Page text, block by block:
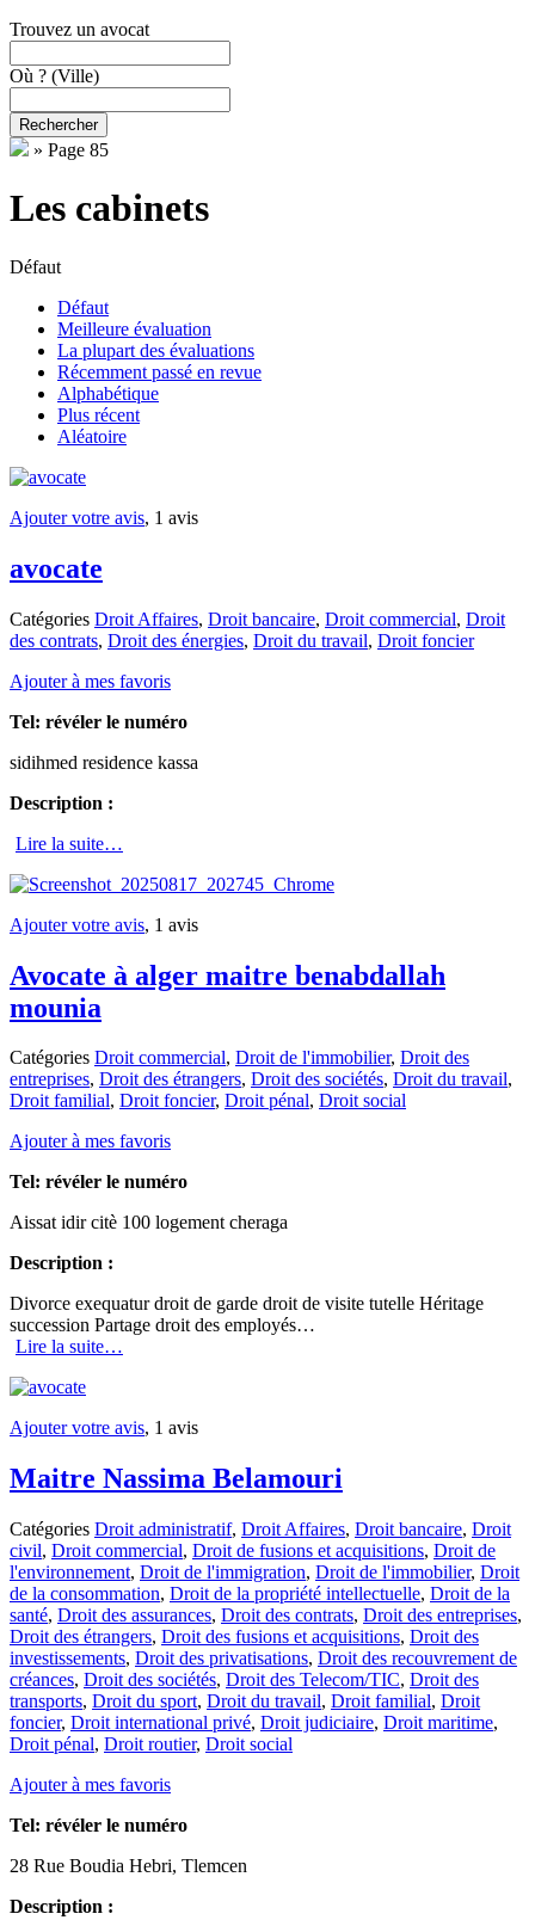
Trouvez un avocat
Où ? (Ville)
Rechercher
» Page 85
Les cabinets
Défaut
Défaut
Meilleure évaluation
La plupart des évaluations
Récemment passé en revue
Alphabétique
Plus récent
Aléatoire
Ajouter votre avis, 1 avis
avocate
Catégories Droit Affaires, Droit bancaire, Droit commercial, Droit
des contrats, Droit des énergies, Droit du travail, Droit foncier
Ajouter à mes favoris
Tel: révéler le numéro
sidihmed residence kassa
Description :
Lire la suite…
Ajouter votre avis, 1 avis
Avocate à alger maitre benabdallah
mounia
Catégories Droit commercial, Droit de l'immobilier, Droit des
entreprises, Droit des étrangers, Droit des sociétés, Droit du travail,
Droit familial, Droit foncier, Droit pénal, Droit social
Ajouter à mes favoris
Tel: révéler le numéro
Aissat idir citè 100 logement cheraga
Description :
Divorce exequatur droit de garde droit de visite tutelle Héritage
succession Partage droit des employés…
Lire la suite…
Ajouter votre avis, 1 avis
Maitre Nassima Belamouri
Catégories Droit administratif, Droit Affaires, Droit bancaire, Droit
civil, Droit commercial, Droit de fusions et acquisitions, Droit de
l'environnement, Droit de l'immigration, Droit de l'immobilier, Droit
de la consommation, Droit de la propriété intellectuelle, Droit de la
santé, Droit des assurances, Droit des contrats, Droit des entreprises,
Droit des étrangers, Droit des fusions et acquisitions, Droit des
investissements, Droit des privatisations, Droit des recouvrement de
créances, Droit des sociétés, Droit des Telecom/TIC, Droit des
transports, Droit du sport, Droit du travail, Droit familial, Droit
foncier, Droit international privé, Droit judiciaire, Droit maritime,
Droit pénal, Droit routier, Droit social
Ajouter à mes favoris
Tel: révéler le numéro
28 Rue Boudia Hebri, Tlemcen
Description :